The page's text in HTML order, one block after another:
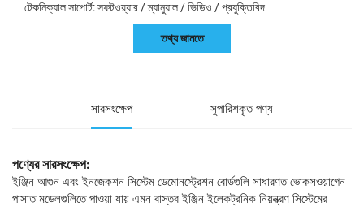
টেকনিক্যাল সাপোর্ট: সফটওয়্যার / ম্যানুয়াল / ভিডিও / প্রযুক্তিবিদ
তথ্য জানতে
সারসংক্ষেপ সুপারিশকৃত পণ্য
পণ্যের সারসংক্ষেপ:
ইঞ্জিন আগুন এবং ইনজেকশন সিস্টেম ডেমোনস্ট্রেশন বোর্ডগুলি সাধারণত ভোকসওয়াগেন
পাসাত মডেলগুলিতে পাওয়া যায় এমন বাস্তব ইঞ্জিন ইলেকট্রনিক নিয়ন্ত্রণ সিস্টেমের